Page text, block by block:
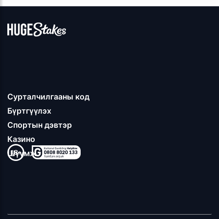
Сурталчилгааны код
Бүртгүүлэх
Спортын дэвтэр
Казино
Шүүмж